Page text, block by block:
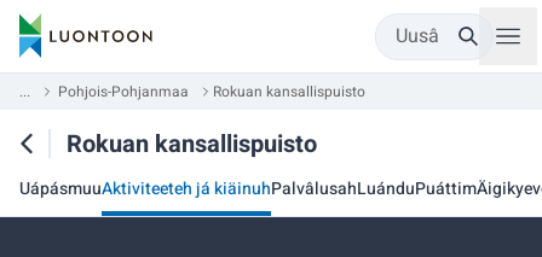
Uusâ
... Pohjois-Pohjanmaa Rokuan kansallispuisto
Rokuan kansallispuisto
UápásmuuAktiviteeteh já kiäinuhPalvâlusahLuánduPuáttim